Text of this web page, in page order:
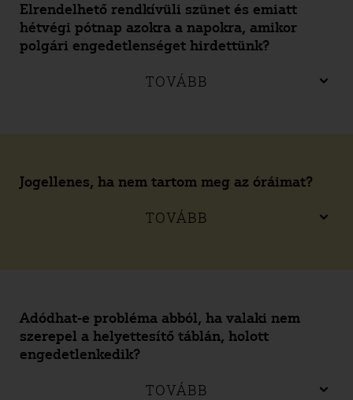
Elrendelhető rendkívüli szünet és emiatt
hétvégi pótnap azokra a napokra, amikor
polgári engedetlenséget hirdettünk?
TOVÁBB
Jogellenes, ha nem tartom meg az óráimat?
TOVÁBB
Adódhat-e probléma abból, ha valaki nem
szerepel a helyettesítő táblán, holott
engedetlenkedik?
TOVÁBB